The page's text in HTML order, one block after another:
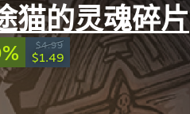
猫的灵魂碎片
$4.99
$1.49